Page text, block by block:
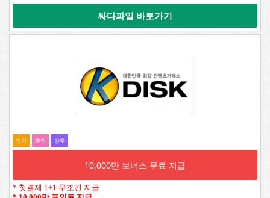
싸다파일 바로가기
인기 추전 강추
10,000만 보너스 무료 지급
* 첫결제 1+1 무조건 지급